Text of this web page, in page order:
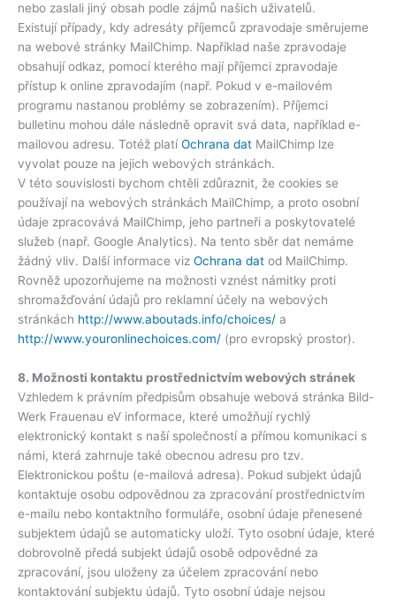
nebo zaslali jiný obsah podle zájmů našich uživatelů.
Existují případy, kdy adresáty příjemců zpravodaje směrujeme
na webové stránky MailChimp. Například naše zpravodaje
obsahují odkaz, pomocí kterého mají příjemci zpravodaje
přístup k online zpravodajím (např. Pokud v e-mailovém
programu nastanou problémy se zobrazením). Příjemci
bulletinu mohou dále následně opravit svá data, například e-
mailovou adresu. Totéž platíOchrana dat MailChimp lze
vyvolat pouze na jejich webových stránkách.
V této souvislosti bychom chtěli zdůraznit, že cookies se
používají na webových stránkách MailChimp, a proto osobní
údaje zpracovává MailChimp, jeho partneři a poskytovatelé
služeb (např. Google Analytics). Na tento sběr dat nemáme
žádný vliv. Další informace viz Ochrana dat od MailChimp.
Rovněž upozorňujeme na možnosti vznést námitky proti
shromažďování údajů pro reklamní účely na webových
stránkách http://www.aboutads.info/choices/ a
http://www.youronlinechoices.com/ (pro evropský prostor).
8. Možnosti kontaktu prostřednictvím webových stránek
Vzhledem k právním předpisům obsahuje webová stránka Bild-
Werk Frauenau eV informace, které umožňují rychlý
elektronický kontakt s naší společností a přímou komunikaci s
námi, která zahrnuje také obecnou adresu pro tzv.
Elektronickou poštu (e-mailová adresa). Pokud subjekt údajů
kontaktuje osobu odpovědnou za zpracování prostřednictvím
e-mailu nebo kontaktního formuláře, osobní údaje přenesené
subjektem údajů se automaticky uloží. Tyto osobní údaje, které
dobrovolně předá subjekt údajů osobě odpovědné za
zpracování, jsou uloženy za účelem zpracování nebo
kontaktování subjektu údajů. Tyto osobní údaje nejsou